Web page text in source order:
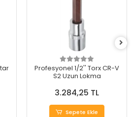
Profesyonel 1/2'' Torx CR-V
S2 Uzun Lokma
3.284,25 TL
Sepete Ekle